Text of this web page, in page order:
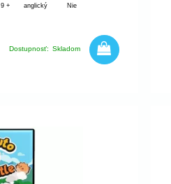
9 + anglický Nie
Dostupnosť: Skladom